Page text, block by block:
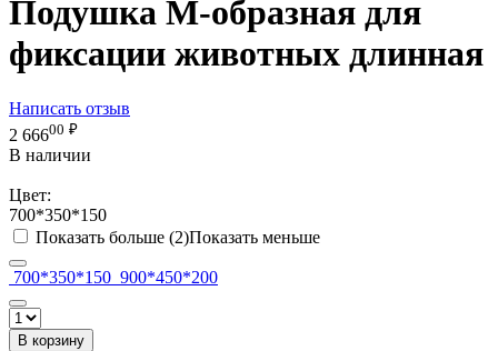
Подушка М-образная для
фиксации животных длинная
Написать отзыв
2 66600 ₽
В наличии
Цвет:
700*350*150
Показать больше (2)Показать меньше
700*350*150 900*450*200
В корзину